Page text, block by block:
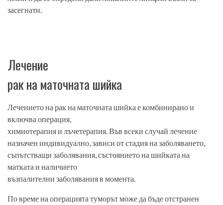
засегнати.
Лечение
рак на маточната шийка
Лечението на рак на маточната шийка е комбинирано и
включва операция,
химиотерапия и лъчетерапия. Във всеки случай лечение
назначен индивидуално, зависи от стадия на заболяването,
съпътстващи заболявания, състоянието на шийката на
матката и наличието
възпалителни заболявания в момента.
По време на операцията туморът може да бъде отстранен